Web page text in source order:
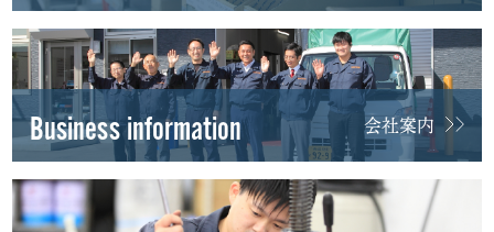
Business information 会社案内